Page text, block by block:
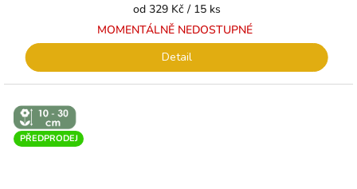
Měrná
cena:
od 329 Kč / 15 ks
MOMENTÁLNĚ NEDOSTUPNÉ
Detail
↕️ VÝŠKA 10
- 30 CM
PŘEDPRODEJ